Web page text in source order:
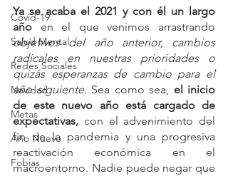
Covid-19
Salud Mental
Redes Sociales
Navidad
Metas
Año Nuevo
Fobias
Ya se acaba el 2021 y con él un largo
año
objetivos del año anterior, cambios
radicales en nuestras prioridades o
quizás esperanzas de cambio para el
año siguiente. Sea como sea, el inicio
de este nuevo año está cargado de
expectativas, con el advenimiento del
fin de la pandemia y una progresiva
reactivación económica en el
macroentorno. Nadie puede negar que